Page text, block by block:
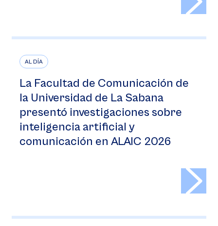
AL DÍA
La Facultad de Comunicación de
la Universidad de La Sabana
presentó investigaciones sobre
inteligencia artificial y
comunicación en ALAIC 2026